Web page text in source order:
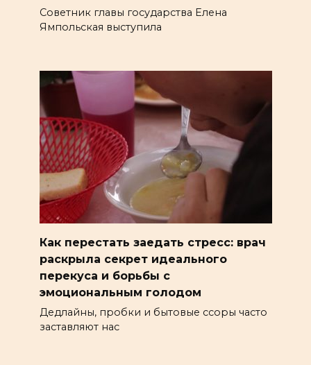
Советник главы государства Елена
Ямпольская выступила
Как перестать заедать стресс: врач
раскрыла секрет идеального
перекуса и борьбы с
эмоциональным голодом
Дедлайны, пробки и бытовые ссоры часто
заставляют нас